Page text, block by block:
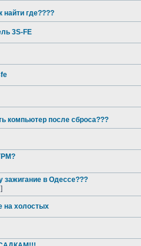
найти где????
3S-FE
компьютер после сброса???
зажигание в Одессе???
]
на холостых